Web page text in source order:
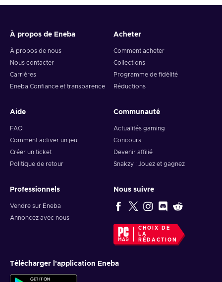
Note: You can choose one currency at a time and can only
redeem your whole voucher at once. Once you’ve done that,
you should give it up to 30 minutes for your cryptocurrency
to arrive in your wallet. After that, you can use your new
À propos de Eneba
À propos de nous
Nous contacter
Carrières
Eneba Confiance et transparence
Acheter
Comment acheter
Collections
Programme de fidélité
Réductions
Aide
FAQ
Comment activer un jeu
Créer un ticket
Politique de retour
Communauté
Actualités gaming
Concours
Devenir affilié
Snakzy : Jouez et gagnez
Professionnels
Vendre sur Eneba
Annoncez avec nous
Nous suivre
CHOIX DE
LA
RÉDACTION
Télécharger l'application Eneba